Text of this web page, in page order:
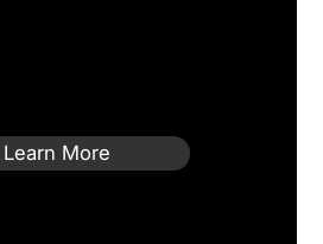
Learn More